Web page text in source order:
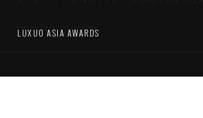
LUXUO ASIA AWARDS